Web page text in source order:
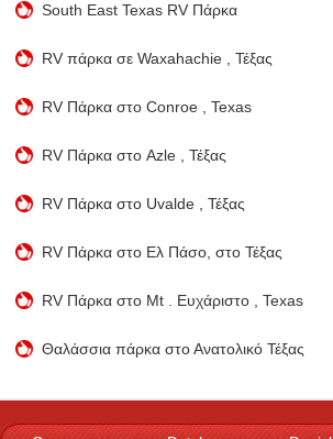
South East Texas RV Πάρκα
RV πάρκα σε Waxahachie , Τέξας
RV Πάρκα στο Conroe , Texas
RV Πάρκα στο Azle , Τέξας
RV Πάρκα στο Uvalde , Τέξας
RV Πάρκα στο Ελ Πάσο, στο Τέξας
RV Πάρκα στο Mt . Ευχάριστο , Texas
Θαλάσσια πάρκα στο Ανατολικό Τέξας